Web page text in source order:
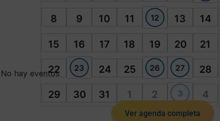
8 9 10 11 12 13 14
15 16 17 18 19 20 21
22 23 24 25 26 27 28
29 30 31 1 2 3 4
No hay eventos
Ver agenda completa